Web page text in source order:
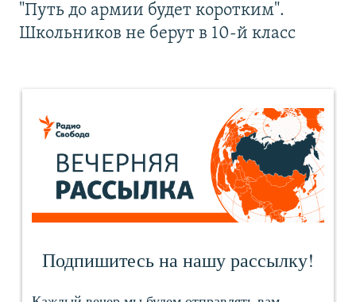
"Путь до армии будет коротким".
Школьников не берут в 10-й класс